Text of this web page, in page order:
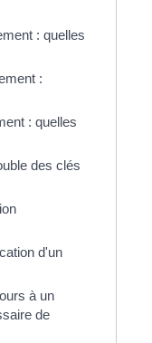
: quelles
:
: quelles
des clés
d'un
à un
de